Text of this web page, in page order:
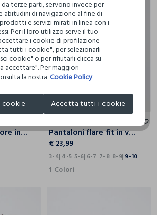
Cappello pescatore in puro cotone neonato
3-4 4-5 5-6 6-7 7-8 8-9 9-10
Pantaloni flare fit in velluto bambina
€ 23,99
3-4 4-5 5-6 6-7 7-8 8-9 9-10
1 Colori
terze parti, servono invece per
abitudini di navigazione al fine di
e servizi mirati in linea con i
Per il loro utilizzo serve il tuo
i cookie di profilazione
tutti i cookie", per selezionarli
cookie" o per rifiutarli clicca su
accettare". Per maggiori
la nostra Cookie Policy
cookie Accetta tutti i cookie